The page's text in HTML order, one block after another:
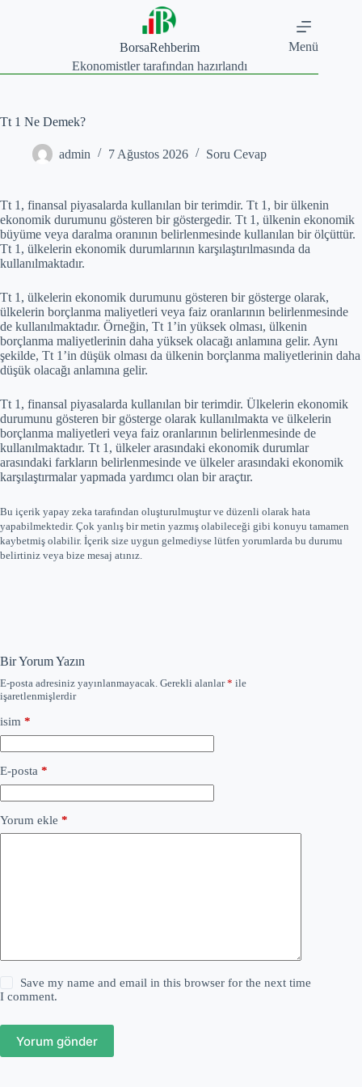
BorsaRehberim
Ekonomistler tarafından hazırlandı
Menü
Tt 1 Ne Demek?
admin 7 Ağustos 2026 Soru Cevap
Tt 1, finansal piyasalarda kullanılan bir terimdir. Tt 1, bir ülkenin
ekonomik durumunu gösteren bir göstergedir. Tt 1, ülkenin ekonomik
büyüme veya daralma oranının belirlenmesinde kullanılan bir ölçüttür.
Tt 1, ülkelerin ekonomik durumlarının karşılaştırılmasında da
kullanılmaktadır.
Tt 1, ülkelerin ekonomik durumunu gösteren bir gösterge olarak,
ülkelerin borçlanma maliyetleri veya faiz oranlarının belirlenmesinde
de kullanılmaktadır. Örneğin, Tt 1’in yüksek olması, ülkenin
borçlanma maliyetlerinin daha yüksek olacağı anlamına gelir. Aynı
şekilde, Tt 1’in düşük olması da ülkenin borçlanma maliyetlerinin daha
düşük olacağı anlamına gelir.
Tt 1, finansal piyasalarda kullanılan bir terimdir. Ülkelerin ekonomik
durumunu gösteren bir gösterge olarak kullanılmakta ve ülkelerin
borçlanma maliyetleri veya faiz oranlarının belirlenmesinde de
kullanılmaktadır. Tt 1, ülkeler arasındaki ekonomik durumlar
arasındaki farkların belirlenmesinde ve ülkeler arasındaki ekonomik
karşılaştırmalar yapmada yardımcı olan bir araçtır.
Bu içerik yapay zeka tarafından oluşturulmuştur ve düzenli olarak hata
yapabilmektedir. Çok yanlış bir metin yazmış olabileceği gibi konuyu tamamen
kaybetmiş olabilir. İçerik size uygun gelmediyse lütfen yorumlarda bu durumu
belirtiniz veya bize mesaj atınız.
Bir Yorum Yazın
E-posta adresiniz yayınlanmayacak. Gerekli alanlar* ile
işaretlenmişlerdir
isim *
E-posta *
Yorum ekle *
Save my name and email in this browser for the next time
I comment.
Yorum gönder